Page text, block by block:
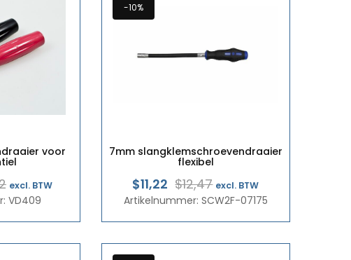
voor
Oorspronkelijke
prijs
was:
€39,60.
Huidige
prijs
is:
€35,64.
excl. BTW
VD409
-10%
7mm slangklemschroevendraaier
flexibel
$12,47Oorspronkelijke
prijs
was:
€10,80.
$11,22
Huidige
prijs
is:
€9,72.
excl. BTW
Artikelnummer: SCW2F-07175